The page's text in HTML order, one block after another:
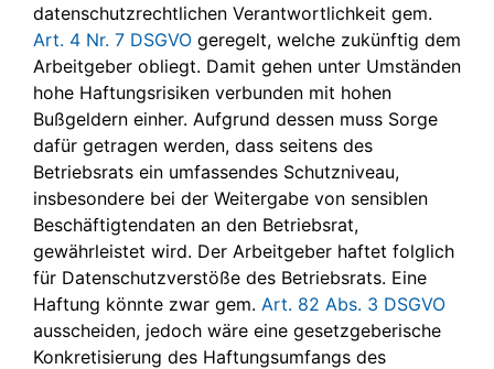
datenschutzrechtlichen Verantwortlichkeit gem.
Art. 4 Nr. 7 DSGVO geregelt, welche zukünftig dem
Arbeitgeber obliegt. Damit gehen unter Umständen
hohe Haftungsrisiken verbunden mit hohen
Bußgeldern einher. Aufgrund dessen muss Sorge
dafür getragen werden, dass seitens des
Betriebsrats ein umfassendes Schutzniveau,
insbesondere bei der Weitergabe von sensiblen
Beschäftigtendaten an den Betriebsrat,
gewährleistet wird. Der Arbeitgeber haftet folglich
für Datenschutzverstöße des Betriebsrats. Eine
Haftung könnte zwar gem. Art. 82 Abs. 3 DSGVO
ausscheiden, jedoch wäre eine gesetzgeberische
Konkretisierung des Haftungsumfangs des